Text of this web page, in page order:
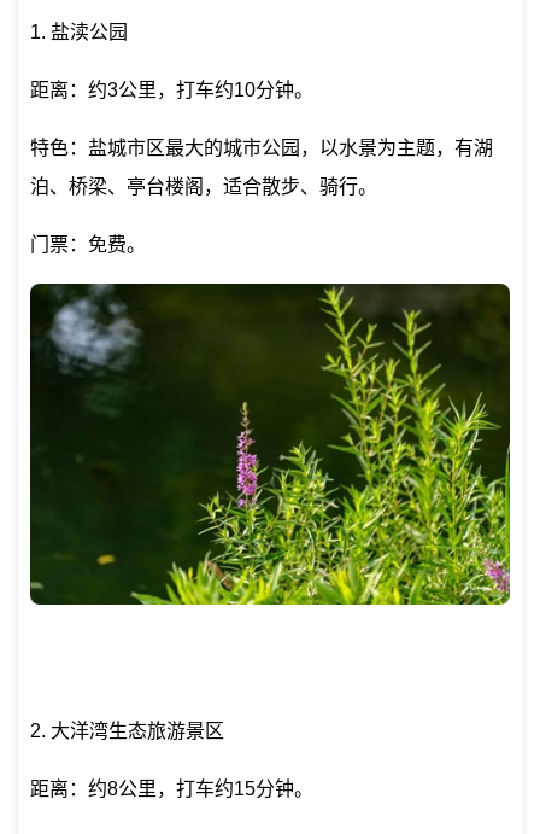
1. 盐渎公园
距离：约3公里，打车约10分钟。
特色：盐城市区最大的城市公园，以水景为主题，有湖
泊、桥梁、亭台楼阁，适合散步、骑行。
门票：免费。
2. 大洋湾生态旅游景区
距离：约8公里，打车约15分钟。